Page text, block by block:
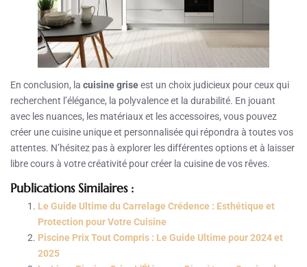
En conclusion, la cuisine griseest un choix judicieux pour ceux qui
recherchent l’élégance, la polyvalence et la durabilité. En jouant
avec les nuances, les matériaux et les accessoires, vous pouvez
créer une cuisine unique et personnalisée qui répondra à toutes vos
attentes. N’hésitez pas à explorer les différentes options et à laisser
libre cours à votre créativité pour créer la cuisine de vos rêves.
Publications Similaires :
Le Guide Ultime du Carrelage Crédence : Esthétique et
Protection pour Votre Cuisine
Piscine Prix Tout Compris : Le Guide Ultime pour 2024 et
2025